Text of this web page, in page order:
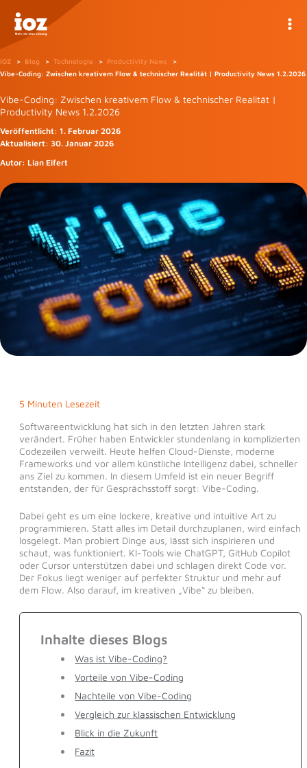
Inhalt
springen
IOZ Blog Technologie
Productivity News
Vibe-Coding: Zwischen kreativem Flow & technischer Realität | Productivity News 1.2.2026
Vibe-Coding: Zwischen kreativem Flow & technischer Realität |
Productivity News 1.2.2026
Veröffentlicht: 1. Februar 2026
Aktualisiert: 30. Januar 2026
Autor: Lian Eifert
5 Minuten Lesezeit
Softwareentwicklung hat sich in den letzten Jahren stark
verändert. Früher haben Entwickler stundenlang in komplizierten
Codezeilen verweilt. Heute helfen Cloud-Dienste, moderne
Frameworks und vor allem künstliche Intelligenz dabei, schneller
ans Ziel zu kommen. In diesem Umfeld ist ein neuer Begriff
entstanden, der für Gesprächsstoff sorgt: Vibe-Coding.
Dabei geht es um eine lockere, kreative und intuitive Art zu
programmieren. Statt alles im Detail durchzuplanen, wird einfach
losgelegt. Man probiert Dinge aus, lässt sich inspirieren und
schaut, was funktioniert. KI-Tools wie ChatGPT, GitHub Copilot
oder Cursor unterstützen dabei und schlagen direkt Code vor.
Der Fokus liegt weniger auf perfekter Struktur und mehr auf
dem Flow. Also darauf, im kreativen „Vibe“ zu bleiben.
Inhalte dieses Blogs
Was ist Vibe-Coding?
Vorteile von Vibe-Coding
Nachteile von Vibe-Coding
Vergleich zur klassischen Entwicklung
Blick in die Zukunft
Fazit